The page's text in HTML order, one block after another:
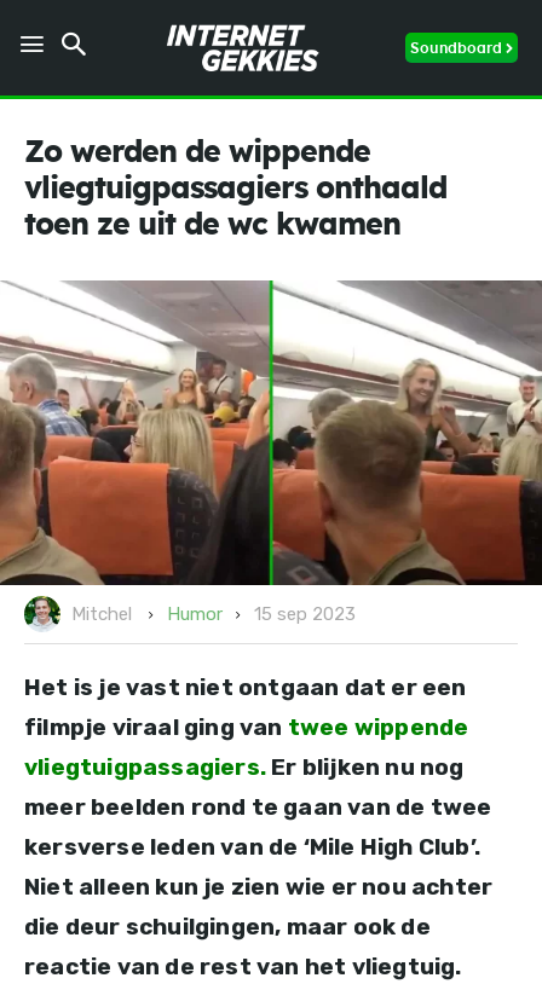
Soundboard
Zo werden de wippende
vliegtuigpassagiers onthaald
toen ze uit de wc kwamen
Mitchel Humor 15 sep 2023
Het is je vast niet ontgaan dat er een
filmpje viraal ging van twee wippende
vliegtuigpassagiers. Er blijken nu nog
meer beelden rond te gaan van de twee
kersverse leden van de ‘Mile High Club’.
Niet alleen kun je zien wie er nou achter
die deur schuilgingen, maar ook de
reactie van de rest van het vliegtuig.